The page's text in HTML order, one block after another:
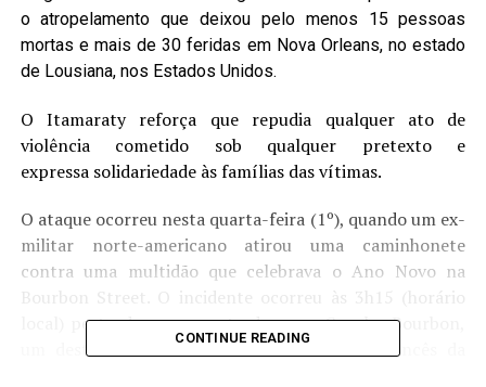
o atropelamento que deixou pelo menos 15 pessoas
mortas e mais de 30 feridas em Nova Orleans, no estado
de Lousiana, nos Estados Unidos.
O Itamaraty reforça que repudia qualquer ato de
violência cometido sob qualquer pretexto e
expressa solidariedade às famílias das vítimas.
O ataque ocorreu nesta quarta-feira (1º), quando um ex-
militar norte-americano atirou uma caminhonete
contra uma multidão que celebrava o Ano Novo na
Bourbon Street. O incidente ocorreu às 3h15 (horário
local) perto do cruzamento das ruas Canal e Bourbon,
um destino turístico histórico no Bairro Francês da
CONTINUE READING